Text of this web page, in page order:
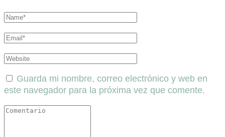
Guarda mi nombre, correo electrónico y web en
este navegador para la próxima vez que comente.